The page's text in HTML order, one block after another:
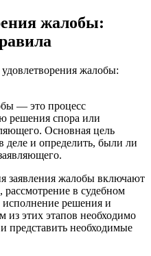
жалобы:
жалобы:
— это процесс
решения спора или
Основная цель
деле и определить, были ли
заявления жалобы включают
в судебном
решения и
из этих этапов необходимо
представить необходимые